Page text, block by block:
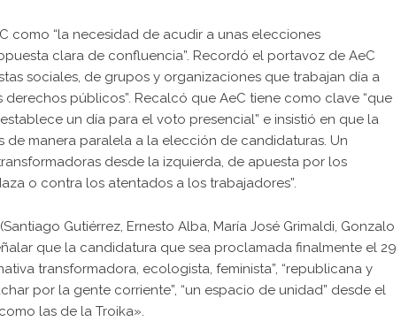
como “la necesidad de acudir a unas elecciones
clara de confluencia”. Recordó el portavoz de AeC
sociales, de grupos y organizaciones que trabajan día a
públicos”. Recalcó que AeC tiene como clave “que
un día para el voto presencial” e insistió en que la
manera paralela a la elección de candidaturas. Un
desde la izquierda, de apuesta por los
o contra los atentados a los trabajadores”.
Gutiérrez, Ernesto Alba, María José Grimaldi, Gonzalo
que la candidatura que sea proclamada finalmente el 29
transformadora, ecologista, feminista”, “republicana y
por la gente corriente”, “un espacio de unidad” desde el
las de la Troika».